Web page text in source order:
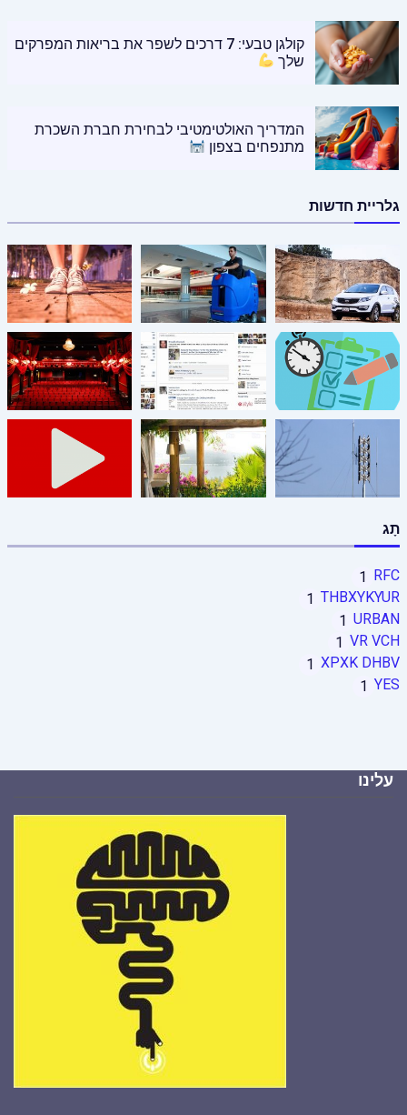
קולגן טבעי: 7 דרכים לשפר את בריאות המפרקים
שלך
המדריך האולטימטיבי לבחירת חברת השכרת
מתנפחים בצפון
גלריית חדשות
תָג
RFC
1
THBXYKYUR
1
URBAN
1
VR VCH
1
XPXK DHBV
1
YES
1
עלינו